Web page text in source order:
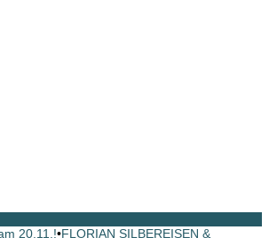
20.11.!•FLORIAN SILBEREISEN &